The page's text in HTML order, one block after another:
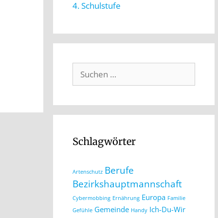
4. Schulstufe
Schlagwörter
Artenschutz Berufe
Bezirkshauptmannschaft
Cybermobbing Ernährung Europa Familie
Gefühle Gemeinde Handy Ich-Du-Wir